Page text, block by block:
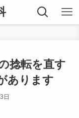
捻転を直す
あります
日